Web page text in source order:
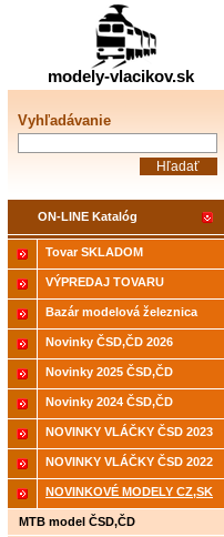
Tovar SKLADOM
VÝPREDAJ TOVARU
Bazár modelová železnica
Novinky ČSD,ČD 2026
Novinky 2025 ČSD,ČD
Novinky 2024 ČSD,ČD
NOVINKY VLÁČKY ČSD 2023
NOVINKY VLÁČKY ČSD 2022
NOVINKOVÉ MODELY CZ,SK
2021
MTB model ČSD,ČD
modely-vlacikov.sk
Vyhľadávanie
ON-LINE Katalóg